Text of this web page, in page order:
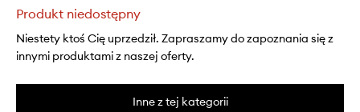
Produkt niedostępny
Niestety ktoś Cię uprzedził. Zapraszamy do zapoznania się z
innymi produktami z naszej oferty.
Inne z tej kategorii